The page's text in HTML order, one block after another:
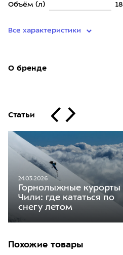
Объём (л) 18
Все характеристики
О бренде
Статьи
24.03.2026
Горнолыжные курорты
Чили: где кататься по
снегу летом
Похожие товары